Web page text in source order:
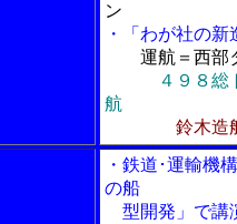
ン
・「わが社の新
運航＝西部
４９８総
航
鈴木造
・鉄道･運輸機
の船
型開発」で講